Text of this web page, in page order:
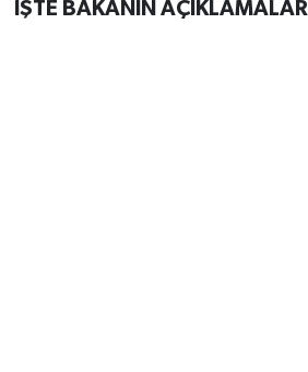
İŞTE BAKANIN AÇIKLAMALARI